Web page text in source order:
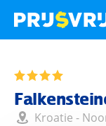
Kroatie -